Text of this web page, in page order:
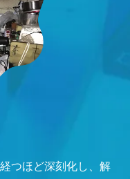
つほど深刻化し、解